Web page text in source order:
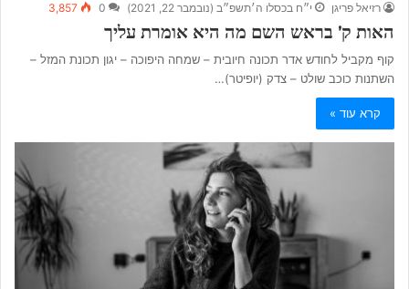
רזיאל פריגן י״ח בכסלו ה׳תשפ״ב (נובמבר 22, 2021) 0
3,857
האות ק’ בראש השם מה היא אומרת עליך
קוף מקביל לחודש אדר תכונה חיובית – שמחה היפוכה – יגון תכונת המזל –
השתנות כוכב שולט – צדק (יופיטר)…
קרא עוד »